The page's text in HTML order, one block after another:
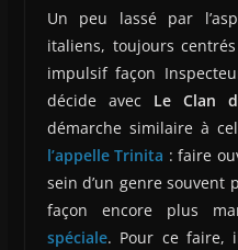
Un peu lassé par
italiens, toujours
impulsif façon
décide avec Le Clan
démarche similaire à
l’appelle Trinita : faire
sein d’un genre souvent
façon encore plus
spéciale. Pour ce faire,